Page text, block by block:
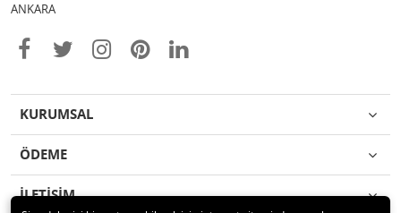
ANKARA
KURUMSAL
ÖDEME
İLETİŞİM